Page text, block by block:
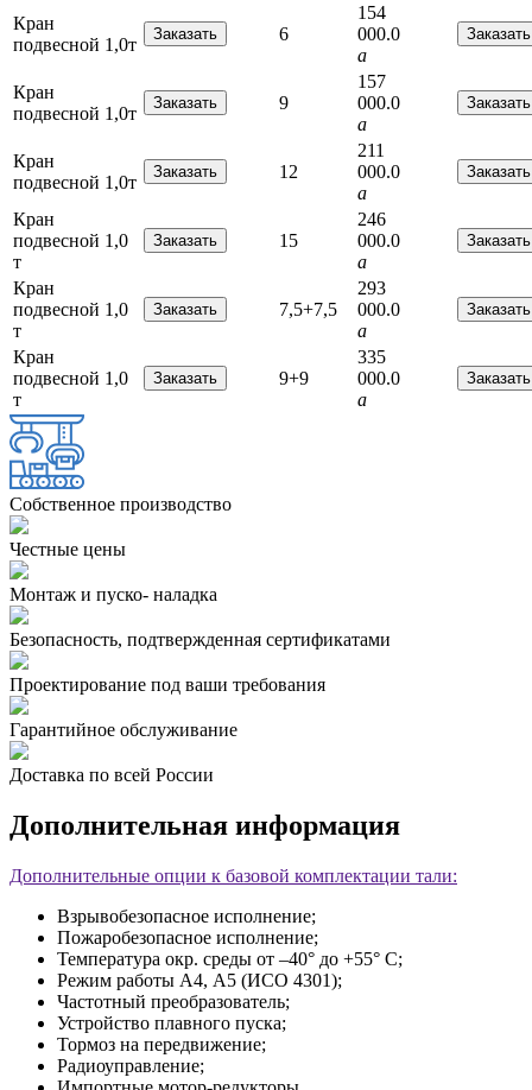
Кран
подвесной 1,0т
6
154
000.0
a
Кран
подвесной 1,0т
9
157
000.0
a
Кран
подвесной 1,0т
12
211
000.0
a
Кран
подвесной 1,0
т
15
246
000.0
a
Кран
подвесной 1,0
т
7,5+7,5
293
000.0
a
Кран
подвесной 1,0
т
9+9
335
000.0
a
Собственное производство
Чеcтные цены
Монтаж и пуско- наладка
Безопасность, подтвержденная сертификатами
Проектирование под ваши требования
Гарантийное обслуживание
Доставка по всей России
Дополнительная информация
Дополнительные опции к базовой комплектации тали:
Взрывобезопасное исполнение;
Пожаробезопасное исполнение;
Температура окр. среды от –40° до +55° С;
Режим работы А4, А5 (ИСО 4301);
Частотный преобразователь;
Устройство плавного пуска;
Тормоз на передвижение;
Радиоуправление;